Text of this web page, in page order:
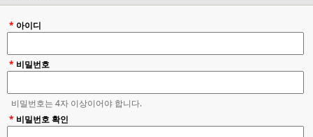
아이디
*
비밀번호
*
비밀번호는 4자 이상이어야 합니다.
비밀번호 확인
*